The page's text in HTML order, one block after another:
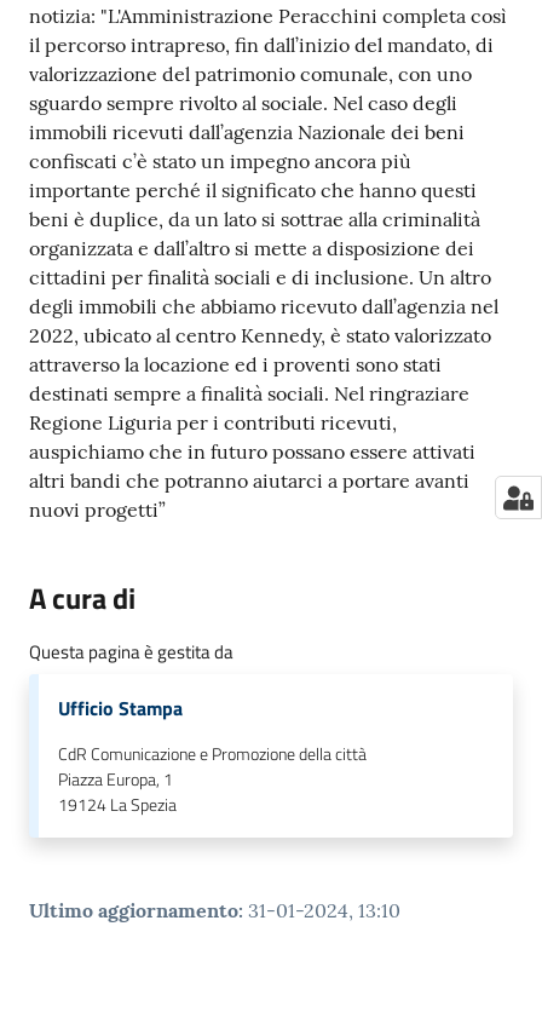
notizia: "L'Amministrazione Peracchini completa così
il percorso intrapreso, fin dall’inizio del mandato, di
valorizzazione del patrimonio comunale, con uno
sguardo sempre rivolto al sociale. Nel caso degli
immobili ricevuti dall’agenzia Nazionale dei beni
confiscati c’è stato un impegno ancora più
importante perché il significato che hanno questi
beni è duplice, da un lato si sottrae alla criminalità
organizzata e dall’altro si mette a disposizione dei
cittadini per finalità sociali e di inclusione. Un altro
degli immobili che abbiamo ricevuto dall’agenzia nel
2022, ubicato al centro Kennedy, è stato valorizzato
attraverso la locazione ed i proventi sono stati
destinati sempre a finalità sociali. Nel ringraziare
Regione Liguria per i contributi ricevuti,
auspichiamo che in futuro possano essere attivati
altri bandi che potranno aiutarci a portare avanti
nuovi progetti”
A cura di
Questa pagina è gestita da
Ufficio Stampa
CdR Comunicazione e Promozione della città
Piazza Europa, 1
19124La Spezia
Ultimo aggiornamento: 31-01-2024, 13:10